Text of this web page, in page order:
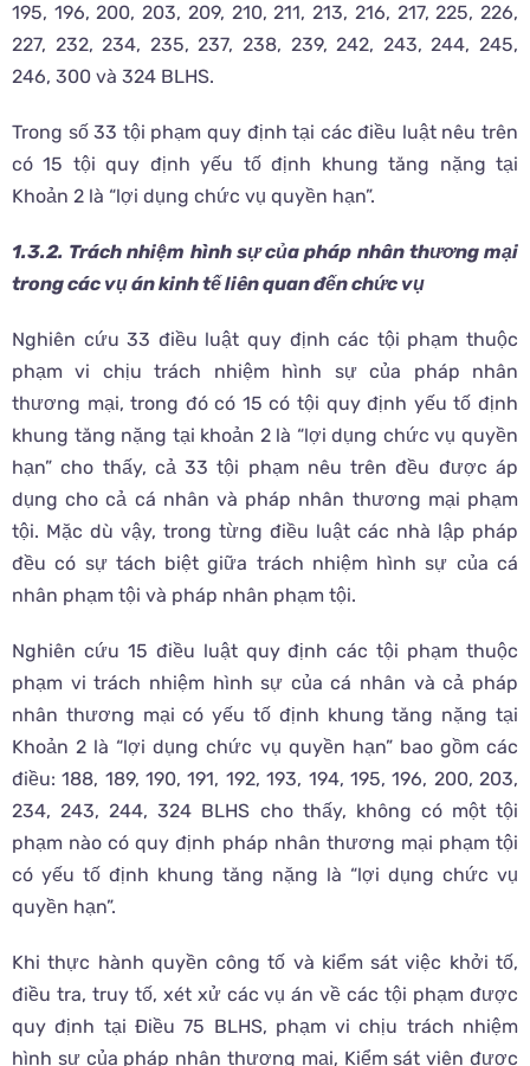
195, 196, 200, 203, 209, 210, 211, 213, 216, 217, 225, 226,
227, 232, 234, 235, 237, 238, 239, 242, 243, 244, 245,
246, 300 và 324 BLHS.
Trong số 33 tội phạm quy định tại các điều luật nêu trên
có 15 tội quy định yếu tố định khung tăng nặng tại
Khoản 2 là “lợi dụng chức vụ quyền hạn”.
1.3.2. Trách nhiệm hình sự của pháp nhân thương mại
trong các vụ án kinh tế liên quan đến chức vụ
Nghiên cứu 33 điều luật quy định các tội phạm thuộc
phạm vi chịu trách nhiệm hình sự của pháp nhân
thương mại, trong đó có 15 có tội quy định yếu tố định
khung tăng nặng tại khoản 2 là “lợi dụng chức vụ quyền
hạn” cho thấy, cả 33 tội phạm nêu trên đều được áp
dụng cho cả cá nhân và pháp nhân thương mại phạm
tội. Mặc dù vậy, trong từng điều luật các nhà lập pháp
đều có sự tách biệt giữa trách nhiệm hình sự của cá
nhân phạm tội và pháp nhân phạm tội.
Nghiên cứu 15 điều luật quy định các tội phạm thuộc
phạm vi trách nhiệm hình sự của cá nhân và cả pháp
nhân thương mại có yếu tố định khung tăng nặng tại
Khoản 2 là “lợi dụng chức vụ quyền hạn” bao gồm các
điều: 188, 189, 190, 191, 192, 193, 194, 195, 196, 200, 203,
234, 243, 244, 324 BLHS cho thấy, không có một tội
phạm nào có quy định pháp nhân thương mại phạm tội
có yếu tố định khung tăng nặng là “lợi dụng chức vụ
quyền hạn”.
Khi thực hành quyền công tố và kiểm sát việc khởi tố,
điều tra, truy tố, xét xử các vụ án về các tội phạm được
quy định tại Điều 75 BLHS, phạm vi chịu trách nhiệm
hình sự của pháp nhân thương mại, Kiểm sát viên được